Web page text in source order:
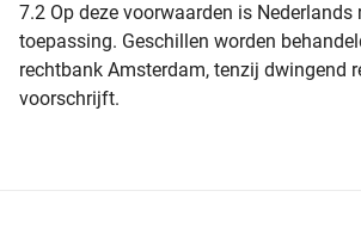
7.2 Op deze voorwaarden is Nederlands
toepassing. Geschillen worden
rechtbank Amsterdam, tenzij dwingend
voorschrijft.